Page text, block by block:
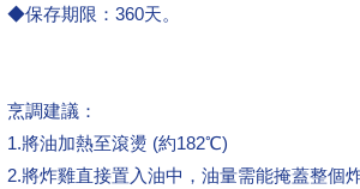
◆保存期限：360天。
烹調建議：
1.將油加熱至滾燙 (約182℃)
2.將炸雞直接置入油中，油量需能掩蓋整個